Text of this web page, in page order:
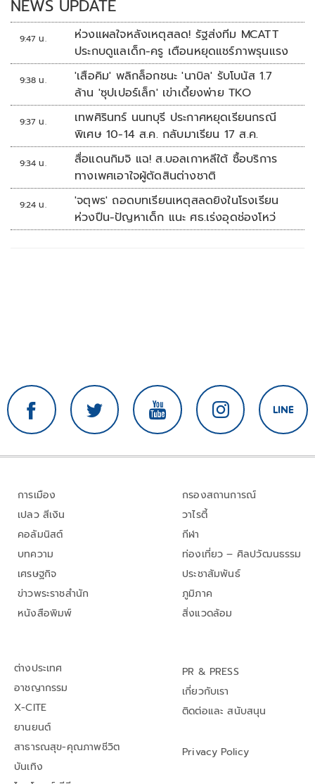
NEWS UPDATE
9:47 น.
ห่วงแผลใจหลังเหตุสลด! รัฐส่งทีม MCATT
ประกบดูแลเด็ก-ครู เตือนหยุดแชร์ภาพรุนแรง
9:38 น.
'เสือคิม' พลิกล็อกชนะ 'นาบิล' รับโบนัส 1.7
ล้าน 'ซุปเปอร์เล็ก' เข่าเดี้ยงพ่าย TKO
9:37 น.
เทพศิรินทร์ นนทบุรี ประกาศหยุดเรียนกรณี
พิเศษ 10-14 ส.ค. กลับมาเรียน 17 ส.ค.
9:34 น.
สื่อแดนกิมจิ แฉ! ส.บอลเกาหลีใต้ ซื้อบริการ
ทางเพศเอาใจผู้ตัดสินต่างชาติ
9:24 น.
'จตุพร' ถอดบทเรียนเหตุสลดยิงในโรงเรียน
ห่วงปืน-ปัญหาเด็ก แนะ ศธ.เร่งอุดช่องโหว่
การเมือง
เปลว สีเงิน
คอลัมนิสต์
บทความ
เศรษฐกิจ
ข่าวพระราชสำนัก
หนังสือพิมพ์
กรองสถานการณ์
วาไรตี้
กีฬา
ท่องเที่ยว – ศิลปวัฒนธรรม
ประชาสัมพันธ์
ภูมิภาค
สิ่งแวดล้อม
ต่างประเทศ
อาชญากรรม
X-CITE
ยานยนต์
สาธารณสุข-คุณภาพชีวิต
บันเทิง
PR & PRESS
เกี่ยวกับเรา
ติดต่อและ สนับสนุน
Privacy Policy